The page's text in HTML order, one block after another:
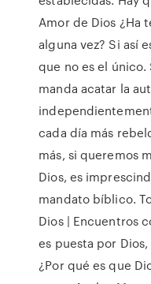
Amor de Dios ¿Ha
alguna vez? Si así
que no es el
manda acatar la
cada día más
más, si queremos
Dios, es
mandato bíblico.
Dios | Encuentros
es puesta por
¿Por qué es que